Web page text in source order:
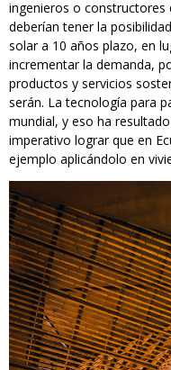
ingenieros o constructores
deberían tener la
solar a 10 años plazo, en
incrementar la demanda,
productos y servicios
serán. La tecnología para
mundial, y eso ha
imperativo lograr que en
ejemplo aplicándolo en